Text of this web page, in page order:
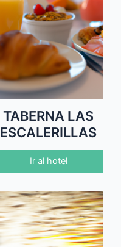
TABERNA LAS
ESCALERILLAS
Ir al hotel